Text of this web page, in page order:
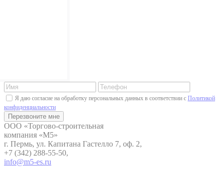
Я даю согласие на обработку персональных данных в соответствии с Политикой
конфиденциальности
ООО «Торгово-строительная
компания «М5»
г. Пермь, ул. Капитана Гастелло 7, оф. 2,
+7 (342) 288-55-50,
info@m5-es.ru